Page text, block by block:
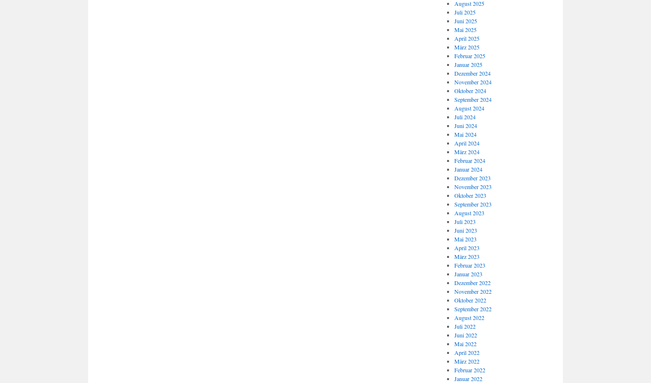
August 2025
Juli 2025
Juni 2025
Mai 2025
April 2025
März 2025
Februar 2025
Januar 2025
Dezember 2024
November 2024
Oktober 2024
September 2024
August 2024
Juli 2024
Juni 2024
Mai 2024
April 2024
März 2024
Februar 2024
Januar 2024
Dezember 2023
November 2023
Oktober 2023
September 2023
August 2023
Juli 2023
Juni 2023
Mai 2023
April 2023
März 2023
Februar 2023
Januar 2023
Dezember 2022
November 2022
Oktober 2022
September 2022
August 2022
Juli 2022
Juni 2022
Mai 2022
April 2022
März 2022
Februar 2022
Januar 2022